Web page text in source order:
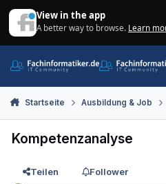
View in the app
A better way to browse. Learn
Startseite Ausbildung & Job
Kompetenzanalyse
Teilen
Follower